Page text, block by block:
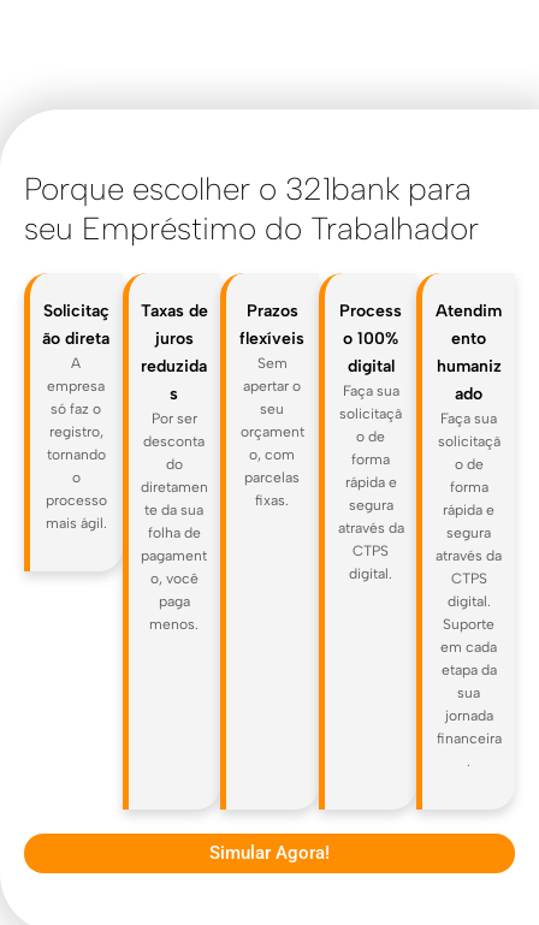
Porque escolher o 321bank para
seu Empréstimo do Trabalhador
Solicitaç
ão direta
A
empresa
só faz o
registro,
tornando
o
processo
mais ágil.
Taxas de
juros
reduzida
s
Por ser
desconta
do
diretamen
te da sua
folha de
pagament
o, você
paga
menos.
Prazos
flexíveis
Sem
apertar o
seu
orçament
o, com
parcelas
fixas.
Process
o 100%
digital
Faça sua
solicitaçã
o de
forma
rápida e
segura
através da
CTPS
digital.
Atendim
ento
humaniz
ado
Faça sua
solicitaçã
o de
forma
rápida e
segura
através da
CTPS
digital.
Suporte
em cada
etapa da
sua
jornada
financeira
Simular Agora!